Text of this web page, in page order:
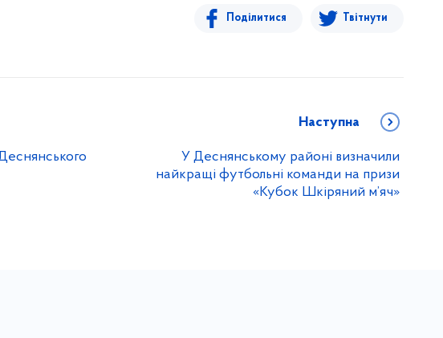
Поділитися Твітнути
Наступна
У Деснянському районі визначили
найкращі футбольні команди на призи
«Кубок Шкіряний м’яч»